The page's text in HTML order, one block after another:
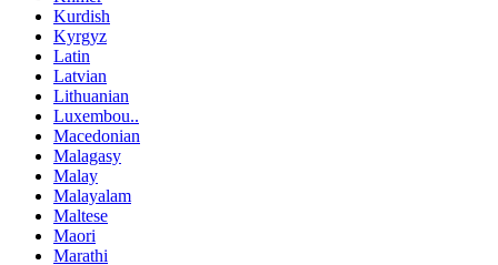
Kurdish
Kyrgyz
Latin
Latvian
Lithuanian
Luxembou..
Macedonian
Malagasy
Malay
Malayalam
Maltese
Maori
Marathi